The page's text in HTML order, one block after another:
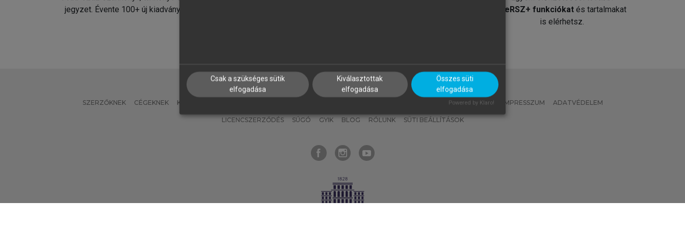
jegyzet. Évente 100+ új kiadvány.
MeRSZ+ funkciókat és tartalmakat
is elérhetsz.
SZERZŐKNEK CÉGEKNEK KÖNYVTÁROSOKNAK MI – ÁLTALÁNOS IRÁNYELVEK IMPRESSZUM ADATVÉDELEM
LICENCSZERZŐDÉS SÚGÓ GYIK BLOG RÓLUNK SÜTI BEÁLLÍTÁSOK
Csak a szükséges sütik
elfogadása
Kiválasztottak
elfogadása
Összes süti
elfogadása
Powered by Klaro!